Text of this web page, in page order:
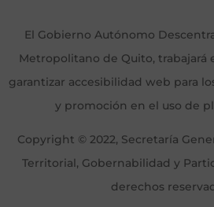
El Gobierno Autónomo
Metropolitano de Quito, trabajará
garantizar accesibilidad web para
y promoción en el uso de
Copyright © 2022, Secretaría
Territorial, Gobernabilidad y
derechos